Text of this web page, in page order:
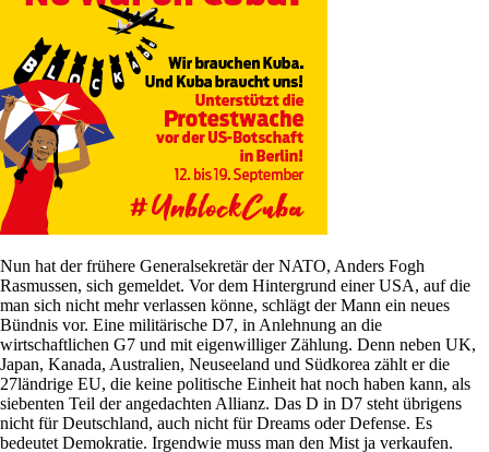
Nun hat der frühere Generalsekretär der NATO, Anders Fogh
Rasmussen, sich gemeldet. Vor dem Hintergrund einer USA, auf die
man sich nicht mehr verlassen könne, schlägt der Mann ein neues
Bündnis vor. Eine militärische D7, in Anlehnung an die
wirtschaftlichen G7 und mit eigenwilliger Zählung. Denn neben UK,
Japan, Kanada, Australien, Neuseeland und Südkorea zählt er die
27ländrige EU, die keine politische Einheit hat noch haben kann, als
siebenten Teil der angedachten Allianz. Das D in D7 steht übrigens
nicht für Deutschland, auch nicht für Dreams oder Defense. Es
bedeutet Demokratie. Irgendwie muss man den Mist ja verkaufen.